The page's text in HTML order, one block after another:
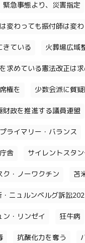
緊急事態より、災害指定
変わっても振付師は変
きている 火葬場広域
求めている憲法改正は
権を 少数会派に質
財政を推進する議員連盟
プライマリー・バランス
舎 サイレントスタ
ク・ノーワクチン 苫
・ニュルンベルグ訴訟
ン・リンゼイ 狂牛病
抗酸化力を奪う